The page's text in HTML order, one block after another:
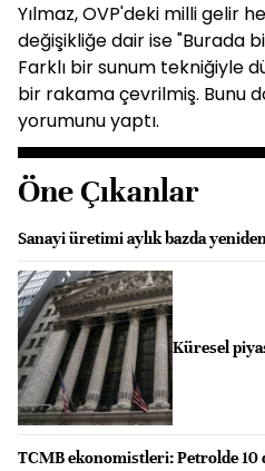
Yılmaz, OVP'deki milli gelir
değişikliğe dair ise "Burada
Farklı bir sunum tekniğiyle
bir rakama çevrilmiş. Bunu
yorumunu yaptı.
Öne Çıkanlar
Sanayi üretimi aylık bazda
Küresel
TCMB ekonomistleri: Petrolde 10